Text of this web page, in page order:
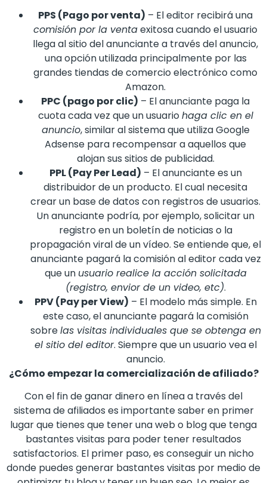
PPS (Pago por venta) – El editor recibirá una
comisión por la ventaexitosa cuando el usuario
llega al sitio del anunciante a través del anuncio,
una opción utilizada principalmente por las
grandes tiendas de comercio electrónico como
Amazon.
PPC (pago por clic) – El anunciante paga la
cuota cada vez que un usuariohaga clic en el
anuncio, similar al sistema que utiliza Google
Adsense para recompensar a aquellos que
alojan sus sitios de publicidad.
PPL (Pay Per Lead) – El anunciante es un
distribuidor de un producto. El cual necesita
crear un base de datos con registros de usuarios.
Un anunciante podría, por ejemplo, solicitar un
registro en un boletín de noticias o la
propagación viral de un vídeo. Se entiende que, el
anunciante pagará la comisión al editor cada vez
que un usuario realice la acción solicitada
(registro, envior de un video, etc).
PPV (Pay per View) – El modelo más simple. En
este caso, el anunciante pagará la comisión
sobrelas visitas individuales que se obtenga en
el sitio del editor. Siempre que un usuario vea el
anuncio.
¿Cómo empezar la comercialización de afiliado?
Con el fin de ganar dinero en línea a través del
sistema de afiliados es importante saber en primer
lugar que tienes que tener una web o blog que tenga
bastantes visitas para poder tener resultados
satisfactorios. El primer paso, es conseguir un nicho
donde puedes generar bastantes visitas por medio de